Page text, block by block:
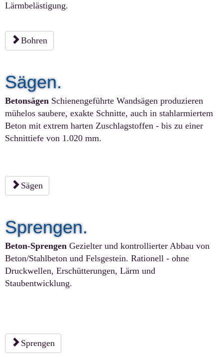
Lärmbelästigung.
Bohren
Sägen.
Betonsägen Schienengeführte Wandsägen produzieren
mühelos saubere, exakte Schnitte, auch in stahlarmiertem
Beton mit extrem harten Zuschlagstoffen - bis zu einer
Schnittiefe von 1.020 mm.
Sägen
Sprengen.
Beton-Sprengen Gezielter und kontrollierter Abbau von
Beton/Stahlbeton und Felsgestein. Rationell - ohne
Druckwellen, Erschütterungen, Lärm und
Staubentwicklung.
Sprengen